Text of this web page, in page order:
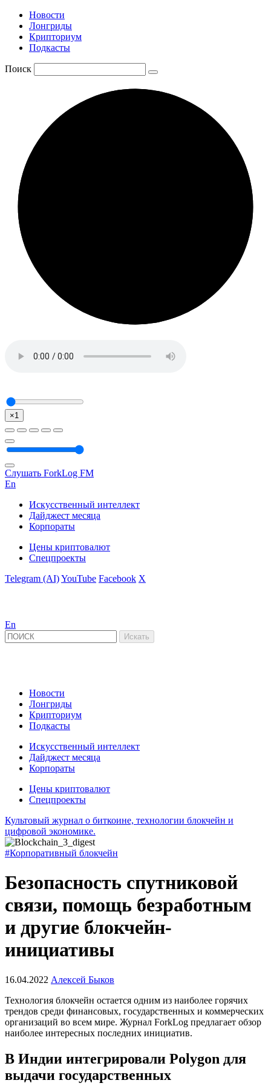
Новости
Лонгриды
Крипториум
Подкасты
Поиск
×1
Слушать ForkLog FM
En
Искусственный интеллект
Дайджест месяца
Корпораты
Цены криптовалют
Спецпроекты
Telegram (AI)YouTube Facebook X
En
Новости
Лонгриды
Крипториум
Подкасты
Искусственный интеллект
Дайджест месяца
Корпораты
Цены криптовалют
Спецпроекты
Культовый журнал о биткоине, технологии блокчейн и
цифровой экономике.
#Корпоративный блокчейн
Безопасность спутниковой
связи, помощь безработным
и другие блокчейн-
инициативы
16.04.2022 Алексей Быков
Технология блокчейн остается одним из наиболее горячих
трендов среди финансовых, государственных и коммерческих
организаций во всем мире. Журнал ForkLog предлагает обзор
наиболее интересных последних инициатив.
В Индии интегрировали Polygon для
выдачи государственных